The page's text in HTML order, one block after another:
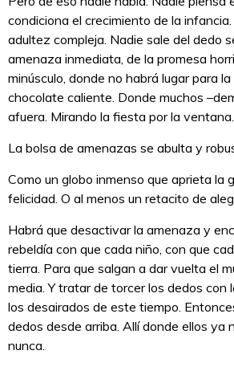
condiciona el crecimiento de la infancia.
adultez compleja. Nadie sale del dedo
amenaza inmediata, de la promesa
minúsculo, donde no habrá lugar para
chocolate caliente. Donde muchos
afuera. Mirando la fiesta por la ventana.
La bolsa de amenazas se abulta y
Como un globo inmenso que aprieta la
felicidad. O al menos un retacito de
Habrá que desactivar la amenaza y
rebeldía con que cada niño, con que
tierra. Para que salgan a dar vuelta el
media. Y tratar de torcer los dedos con
los desairados de este tiempo.
dedos desde arriba. Allí donde ellos ya
nunca.